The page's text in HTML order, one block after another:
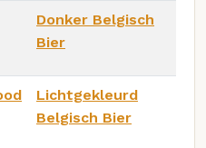
Donker Belgisch
Bier
Lichtgekleurd
Belgisch Bier